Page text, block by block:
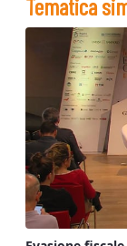
Tematica